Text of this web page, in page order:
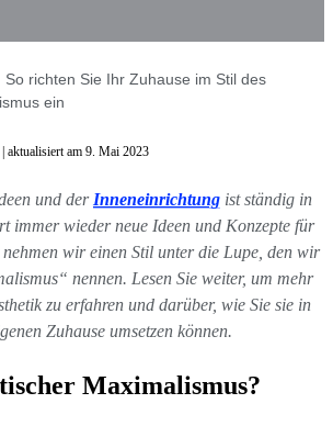
So richten Sie Ihr Zuhause im Stil des
ein
aktualisiert am 9. Mai 2023
und der Inneneinrichtung ist ständig in
immer wieder neue Ideen und Konzepte für
wir einen Stil unter die Lupe, den wir
nennen. Lesen Sie weiter, um mehr
zu erfahren und darüber, wie Sie sie in
Zuhause umsetzen können.
Maximalismus?